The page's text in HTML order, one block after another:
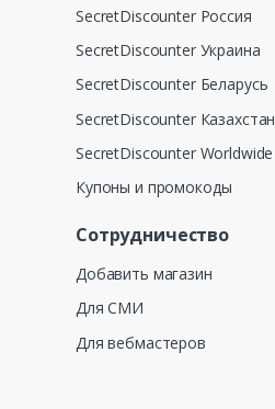
SecretDiscounter Россия
SecretDiscounter Украина
SecretDiscounter Беларусь
SecretDiscounter Казахстан
SecretDiscounter Worldwide
Купоны и промокоды
Сотрудничество
Добавить магазин
Для СМИ
Для вебмастеров